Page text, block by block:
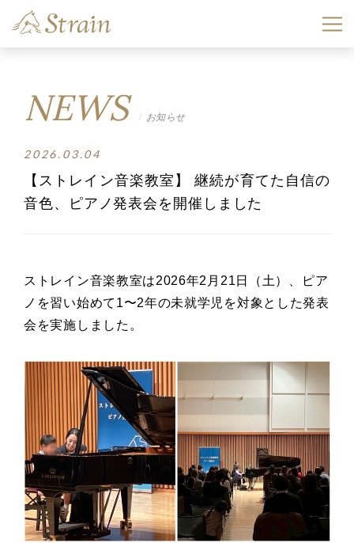
NEWS お知らせ
2026.03.04
【ストレイン音楽教室】 継続が育てた自信の
音色、ピアノ発表会を開催しました
ストレイン音楽教室は2026年2月21日（土）、ピア
ノを習い始めて1〜2年の未就学児を対象とした発表
会を実施しました。